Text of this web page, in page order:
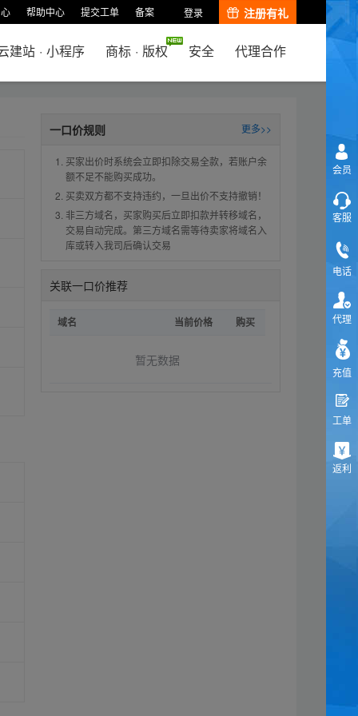
帮助中心 提交工单 备案 登录 注册有礼
建站 · 小程序 商标 · 版权 安全 代理合作
一口价规则 更多>>
买家出价时系统会立即扣除交易全款，若账户余
额不足不能购买成功。
买卖双方都不支持违约，一旦出价不支持撤销！
非三方域名，买家购买后立即扣款并转移域名，
交易自动完成。第三方域名需等待卖家将域名入
库或转入我司后确认交易
关联一口价推荐
域名 当前价格 购买
暂无数据
会员
客服
电话
代理
充值
工单
返利